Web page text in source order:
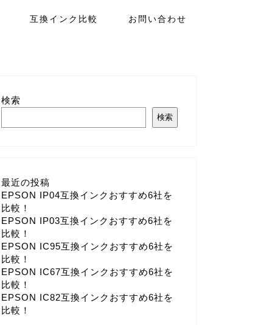
互換インク比較 お問い合わせ
検索
検索
最近の投稿
EPSON IP04互換インクおすすめ6社を
比較！
EPSON IP03互換インクおすすめ6社を
比較！
EPSON IC95互換インクおすすめ6社を
比較！
EPSON IC67互換インクおすすめ6社を
比較！
EPSON IC82互換インクおすすめ6社を
比較！